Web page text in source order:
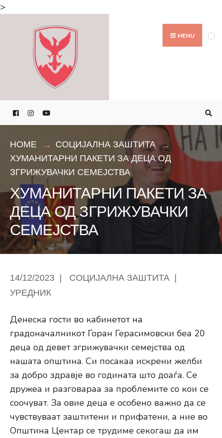
>
MENU
HOME
СОЦИЈАЛНА ЗАШТИТА
ХУМАНИТАРНИ ПАКЕТИ ЗА ДЕЦА ОД
ЗГРИЖУВАЧКИ СЕМЕЈСТВА
ХУМАНИТАРНИ ПАКЕТИ ЗА
ДЕЦА ОД ЗГРИЖУВАЧКИ
СЕМЕЈСТВА
14/12/2023 СОЦИЈАЛНА ЗАШТИТА
УРЕДНИК
Денеска гости во кабинетот на
градоначалникот Горан Герасимовски беа 20
деца од девет згрижувачки семејства од
нашата општина. Си посакаа искрени желби
за добро здравје во годината што доаѓа. Се
дружеа и разговараа за проблемите со кои се
соочуват. За овие деца е особено важно да се
чувствуваат заштитени и прифатени, а ние во
Општина Центар се трудиме секогаш да им